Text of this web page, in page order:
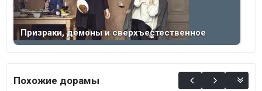
Призраки, демоны и сверхъестественное
Похожие дорамы